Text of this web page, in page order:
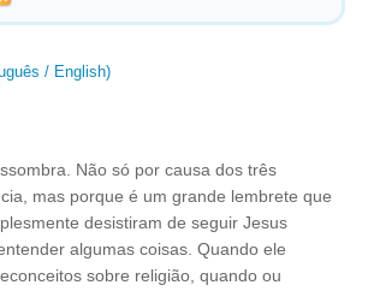
/ English)
Não só por causa dos três
mas porque é um grande lembrete que
desistiram de seguir Jesus
algumas coisas. Quando ele
sobre religião, quando ou